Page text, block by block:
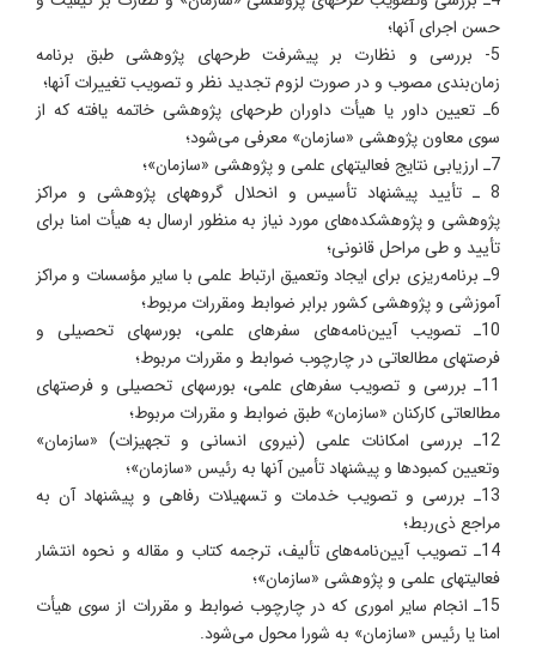
حسن اجرای آنها؛
5- بررسی و نظارت بر پیشرفت طرحهای پژوهشی طبق برنامه
زمان‌بندی مصوب و در صورت لزوم تجدید نظر و تصویب تغییرات آنها؛
6ـ تعیین داور یا هیأت داوران طرحهای پژوهشی خاتمه یافته که از
سوی معاون پژوهشی «سازمان» معرفی می‌شود؛
7ـ ارزیابی نتایج فعالیتهای علمی و پژوهشی «سازمان»؛
8 ـ تأیید پیشنهاد تأسیس و انحلال گروههای پژوهشی و مراکز
پژوهشی و پژوهشکده‌های مورد نیاز به منظور ارسال به هیأت امنا برای
تأیید و طی مراحل قانونی؛
9ـ برنامه‌ریزی برای ایجاد وتعمیق ارتباط علمی با سایر مؤسسات و مراکز
آموزشی و پژوهشی کشور برابر ضوابط ومقررات مربوط؛
10ـ تصویب آیین‌نامه‌های سفرهای علمی، بورسهای تحصیلی و
فرصتهای مطالعاتی در چارچوب ضوابط و مقررات مربوط؛
11ـ بررسی و تصویب سفرهای علمی، بورسهای تحصیلی و فرصتهای
مطالعاتی کارکنان «سازمان» طبق ضوابط و مقررات مربوط؛
12ـ بررسی امکانات علمی (نیروی انسانی و تجهیزات) «سازمان»
وتعیین کمبودها و پیشنهاد تأمین آنها به رئیس «سازمان»؛
13ـ بررسی و تصویب خدمات و تسهیلات رفاهی و پیشنهاد آن به
مراجع ذی‌ربط؛
14ـ تصویب آیین‌نامه‌های تألیف، ترجمه کتاب و مقاله و نحوه انتشار
فعالیتهای علمی و پژوهشی «سازمان»؛
15ـ انجام سایر اموری که در چارچوب ضوابط و مقررات از سوی هیأت
امنا یا رئیس «سازمان» به شورا محول می‌شود.